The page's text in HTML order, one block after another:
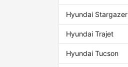
Hyundai Stargazer
Hyundai Trajet
Hyundai Tucson